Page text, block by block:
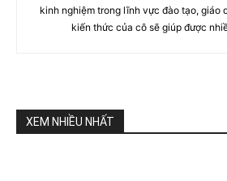
kinh nghiệm trong lĩnh vực đào tạo, giáo
kiến thức của cô sẽ giúp được
XEM NHIỀU NHẤT